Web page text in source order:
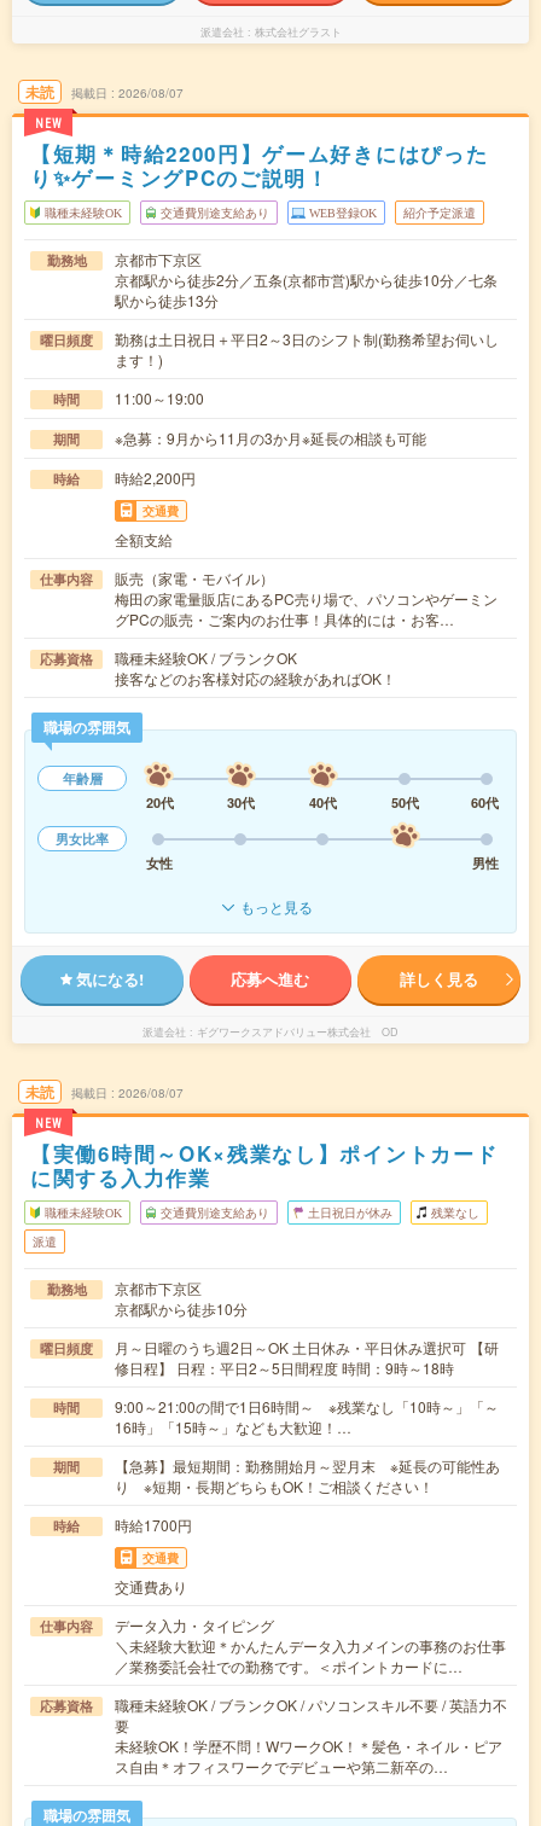
派遣会社 株式会社グラスト
未読
NEW
掲載日 2026/08/07
【短期＊時給2200円】ゲーム好きにはぴった
り✨ゲーミングPCのご説明！
職種未経験OK 交通費別途支給あり WEB登録OK 紹介予定派遣
勤務地
京都市下京区
京都駅から徒歩2分／五条(京都市営)駅から徒歩10分／七条
駅から徒歩13分
曜日頻度
勤務は土日祝日＋平日2～3日のシフト制(勤務希望お伺いし
ます！)
時間 11:00～19:00
期間 ※急募：9月から11月の3か月※延長の相談も可能
時給 時給2,200円
交通費
全額支給
仕事内容
販売（家電・モバイル）
梅田の家電量販店にあるPC売り場で、パソコンやゲーミン
グPCの販売・ご案内のお仕事！具体的には・お客…
応募資格
職種未経験OK / ブランクOK
接客などのお客様対応の経験があればOK！
職場の雰囲気
年齢層
20代
30代 40代 50代
60代
男女比率
女性
男性
もっと見る
気になる! 応募へ進む 詳しく見る
派遣会社 ギグワークスアドバリュー株式会社 OD
未読
NEW
掲載日 2026/08/07
【実働6時間～OK×残業なし】ポイントカード
に関する入力作業
職種未経験OK 交通費別途支給あり 土日祝日が休み 残業なし
派遣
勤務地
京都市下京区
京都駅から徒歩10分
曜日頻度
月～日曜のうち週2日～OK 土日休み・平日休み選択可 【研
修日程】 日程：平日2～5日間程度 時間：9時～18時
時間
9:00～21:00の間で1日6時間～ ※残業なし「10時～」「～
16時」「15時～」なども大歓迎！…
期間
【急募】最短期間：勤務開始月～翌月末 ※延長の可能性あ
り ※短期・長期どちらもOK！ご相談ください！
時給 時給1700円
交通費
交通費あり
仕事内容
データ入力・タイピング
＼未経験大歓迎＊かんたんデータ入力メインの事務のお仕事
／業務委託会社での勤務です。＜ポイントカードに…
応募資格
職種未経験OK / ブランクOK / パソコンスキル不要 / 英語力不
要
未経験OK！学歴不問！WワークOK！＊髪色・ネイル・ピア
ス自由＊オフィスワークでデビューや第二新卒の…
職場の雰囲気